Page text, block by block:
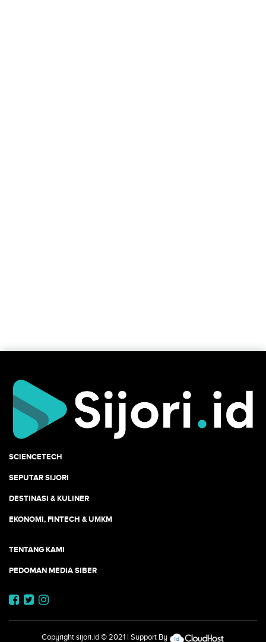
SCIENCETECH
SEPUTAR SIJORI
DESTINASI & KULINER
EKONOMI, FINTECH & UMKM
TENTANG KAMI
PEDOMAN MEDIA SIBER
Copyright sijori.id© 2021 | Support By